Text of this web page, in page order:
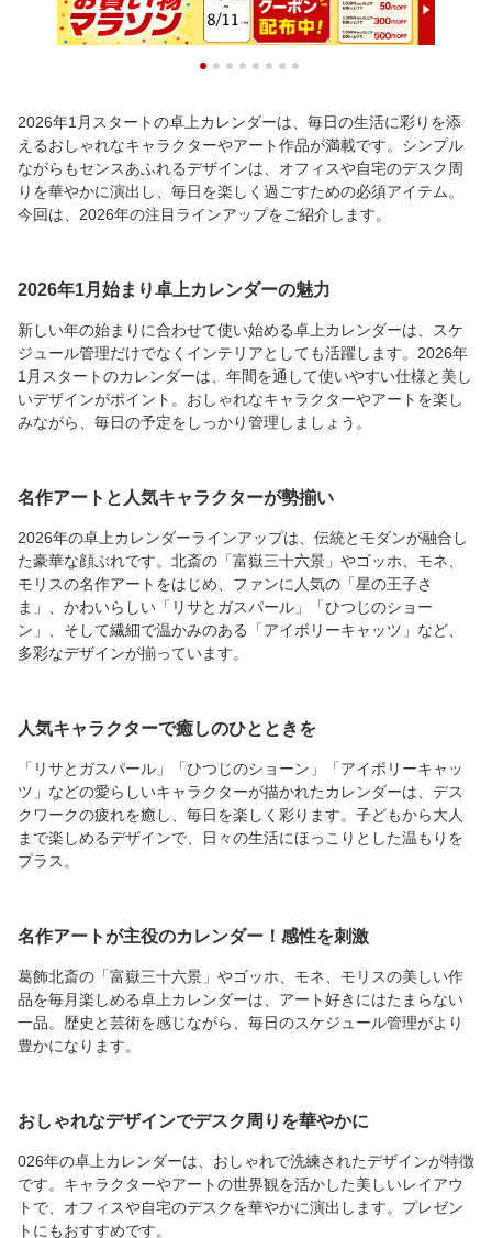
2026年1月スタートの卓上カレンダーは、毎日の生活に彩りを添
えるおしゃれなキャラクターやアート作品が満載です。シンプル
ながらもセンスあふれるデザインは、オフィスや自宅のデスク周
りを華やかに演出し、毎日を楽しく過ごすための必須アイテム。
今回は、2026年の注目ラインアップをご紹介します。
2026年1月始まり卓上カレンダーの魅力
新しい年の始まりに合わせて使い始める卓上カレンダーは、スケ
ジュール管理だけでなくインテリアとしても活躍します。2026年
1月スタートのカレンダーは、年間を通して使いやすい仕様と美し
いデザインがポイント。おしゃれなキャラクターやアートを楽し
みながら、毎日の予定をしっかり管理しましょう。
名作アートと人気キャラクターが勢揃い
2026年の卓上カレンダーラインアップは、伝統とモダンが融合し
た豪華な顔ぶれです。北斎の「富嶽三十六景」やゴッホ、モネ、
モリスの名作アートをはじめ、ファンに人気の「星の王子さ
ま」、かわいらしい「リサとガスパール」「ひつじのショー
ン」、そして繊細で温かみのある「アイボリーキャッツ」など、
多彩なデザインが揃っています。
人気キャラクターで癒しのひとときを
「リサとガスパール」「ひつじのショーン」「アイボリーキャッ
ツ」などの愛らしいキャラクターが描かれたカレンダーは、デス
クワークの疲れを癒し、毎日を楽しく彩ります。子どもから大人
まで楽しめるデザインで、日々の生活にほっこりとした温もりを
プラス。
名作アートが主役のカレンダー！感性を刺激
葛飾北斎の「富嶽三十六景」やゴッホ、モネ、モリスの美しい作
品を毎月楽しめる卓上カレンダーは、アート好きにはたまらない
一品。歴史と芸術を感じながら、毎日のスケジュール管理がより
豊かになります。
おしゃれなデザインでデスク周りを華やかに
026年の卓上カレンダーは、おしゃれで洗練されたデザインが特徴
です。キャラクターやアートの世界観を活かした美しいレイアウ
トで、オフィスや自宅のデスクを華やかに演出します。プレゼン
トにもおすすめです。